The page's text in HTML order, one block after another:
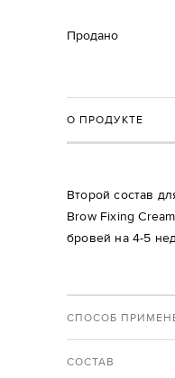
Продано
О ПРОДУКТЕ
Второй состав
Brow Fixing
бровей на 4-5
СПОСОБ
СОСТАВ